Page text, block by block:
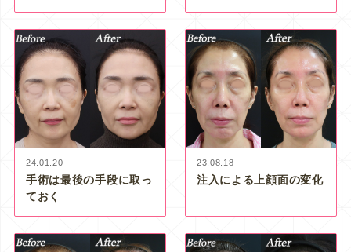
24.01.20
手術は最後の手段に取っ
ておく
23.08.18
注入による上顔面の変化